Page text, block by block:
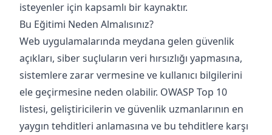
isteyenler için kapsamlı bir kaynaktır.
Bu Eğitimi Neden Almalısınız?
Web uygulamalarında meydana gelen güvenlik
açıkları, siber suçluların veri hırsızlığı yapmasına,
sistemlere zarar vermesine ve kullanıcı bilgilerini
ele geçirmesine neden olabilir. OWASP Top 10
listesi, geliştiricilerin ve güvenlik uzmanlarının en
yaygın tehditleri anlamasına ve bu tehditlere karşı